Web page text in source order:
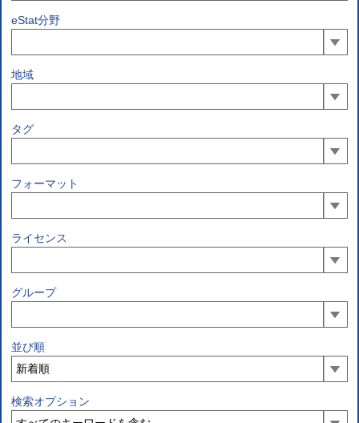
eStat分野
地域
タグ
フォーマット
ライセンス
グループ
並び順
検索オプション